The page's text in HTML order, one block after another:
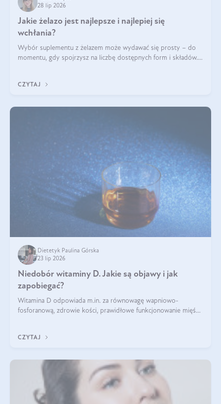
28 lip 2026
Jakie żelazo jest najlepsze i najlepiej się
wchłania?
Wybór suplementu z żelazem może wydawać się prosty – do
momentu, gdy spojrzysz na liczbę dostępnych form i składów.
zawierać suplement?
CZYTAJ
Dietetyk Paulina Górska
23 lip 2026
Niedobór witaminy D. Jakie są objawy i jak
zapobiegać?
Witamina D odpowiada m.in. za równowagę wapniowo-
fosforanową, zdrowie kości, prawidłowe funkcjonowanie mięśni
problemem.
CZYTAJ